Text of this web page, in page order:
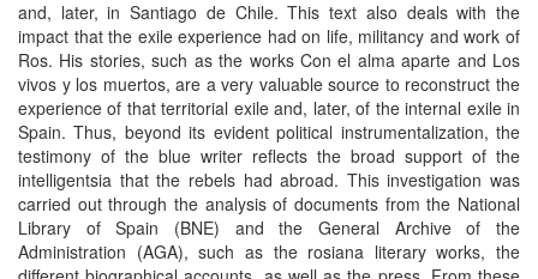
and, later, in Santiago de Chile. This text also deals with the
impact that the exile experience had on life, militancy and work of
Ros. His stories, such as the works Con el alma aparte and Los
vivos y los muertos, are a very valuable source to reconstruct the
experience of that territorial exile and, later, of the internal exile in
Spain. Thus, beyond its evident political instrumentalization, the
testimony of the blue writer reflects the broad support of the
intelligentsia that the rebels had abroad. This investigation was
carried out through the analysis of documents from the National
Library of Spain (BNE) and the General Archive of the
Administration (AGA), such as the rosiana literary works, the